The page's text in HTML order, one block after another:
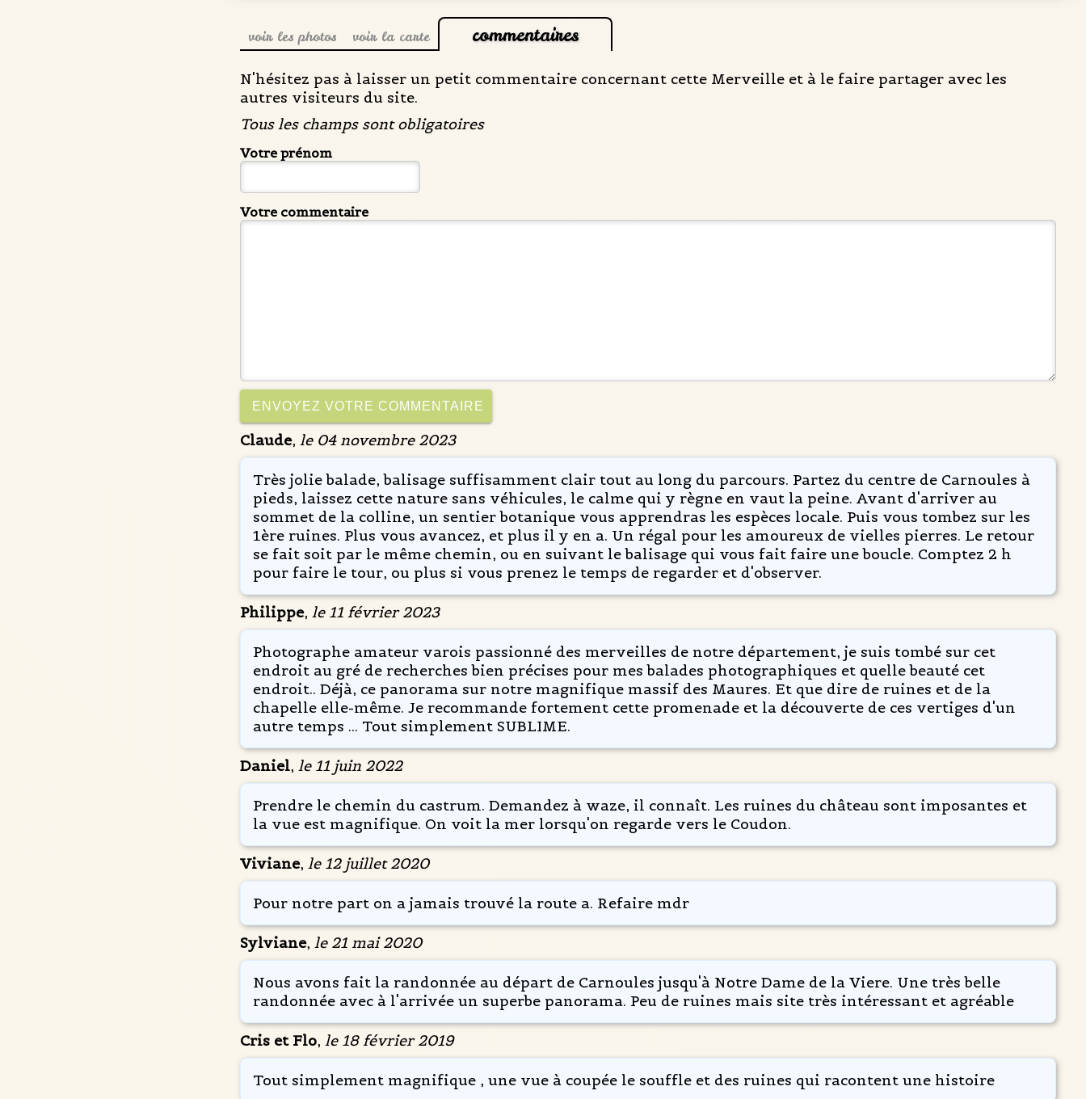
voir les photos voir la carte commentaires
N'hésitez pas à laisser un petit commentaire concernant cette Merveille et à le faire partager avec les
autres visiteurs du site.
Tous les champs sont obligatoires
Votre prénom
Votre commentaire
Claude,le 04 novembre 2023
Très jolie balade, balisage suffisamment clair tout au long du parcours. Partez du centre de Carnoules à
pieds, laissez cette nature sans véhicules, le calme qui y règne en vaut la peine. Avant d'arriver au
sommet de la colline, un sentier botanique vous apprendras les espèces locale. Puis vous tombez sur les
1ère ruines. Plus vous avancez, et plus il y en a. Un régal pour les amoureux de vielles pierres. Le retour
se fait soit par le même chemin, ou en suivant le balisage qui vous fait faire une boucle. Comptez 2 h
pour faire le tour, ou plus si vous prenez le temps de regarder et d'observer.
Philippe,le 11 février 2023
Photographe amateur varois passionné des merveilles de notre département, je suis tombé sur cet
endroit au gré de recherches bien précises pour mes balades photographiques et quelle beauté cet
endroit.. Déjà, ce panorama sur notre magnifique massif des Maures. Et que dire de ruines et de la
chapelle elle-même. Je recommande fortement cette promenade et la découverte de ces vertiges d'un
autre temps ... Tout simplement SUBLIME.
Daniel,le 11 juin 2022
Prendre le chemin du castrum. Demandez à waze, il connaît. Les ruines du château sont imposantes et
la vue est magnifique. On voit la mer lorsqu'on regarde vers le Coudon.
Viviane,le 12 juillet 2020
Pour notre part on a jamais trouvé la route a. Refaire mdr
Sylviane,le 21 mai 2020
Nous avons fait la randonnée au départ de Carnoules jusqu'à Notre Dame de la Viere. Une très belle
randonnée avec à l'arrivée un superbe panorama. Peu de ruines mais site très intéressant et agréable
Cris et Flo,le 18 février 2019
Tout simplement magnifique , une vue à coupée le souffle et des ruines qui racontent une histoire